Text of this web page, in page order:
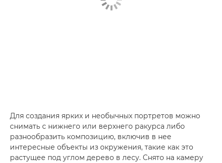
Для создания ярких и необычных портретов можно
снимать с нижнего или верхнего ракурса либо
разнообразить композицию, включив в нее
интересные объекты из окружения, такие как это
растущее под углом дерево в лесу. Снято на камеру